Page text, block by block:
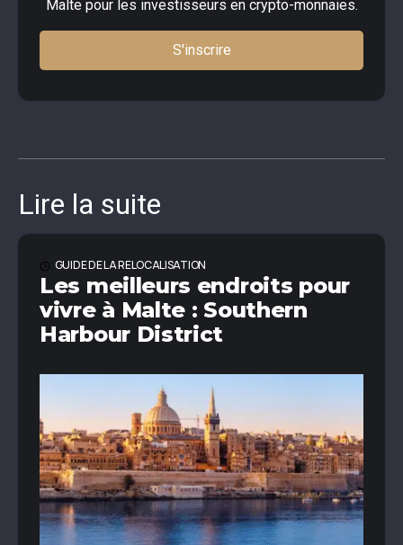
Malte pour les investisseurs en crypto-monnaies.
S'inscrire
Lire la suite
GUIDE DE LA RELOCALISATION
Les meilleurs endroits pour
vivre à Malte : Southern
Harbour District